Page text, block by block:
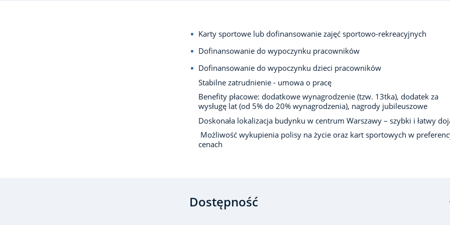
Karty sportowe lub dofinansowanie zajęć sportowo-rekreacyjnych
Dofinansowanie do wypoczynku pracowników
Dofinansowanie do wypoczynku dzieci pracowników
Stabilne zatrudnienie - umowa o pracę
Benefity płacowe: dodatkowe wynagrodzenie (tzw. 13tka), dodatek za
wysługę lat (od 5% do 20% wynagrodzenia), nagrody jubileuszowe
Doskonała lokalizacja budynku w centrum Warszawy – szybki i łatwy
Możliwość wykupienia polisy na życie oraz kart sportowych w
cenach
Dostępność